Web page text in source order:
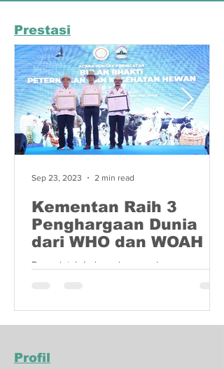
Prestasi
Kementan Raih 3
Penghargaan Dunia
dari WHO dan WOAH
Pemerintah Indonesia menerima
Badan Kesehatan Hewan Dunia...
Sep 23, 2023 2 min read
Profil